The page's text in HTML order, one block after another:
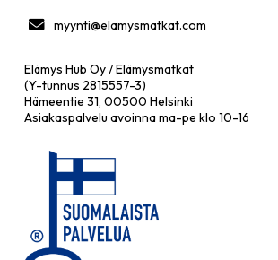
myynti@elamysmatkat.com
Elämys Hub Oy / Elämysmatkat
(Y-tunnus 2815557-3)
Hämeentie 31, 00500 Helsinki
Asiakaspalvelu avoinna ma-pe klo 10-16